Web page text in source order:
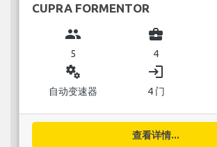
CUPRA FORMENTOR
group
5
business_center
4
miscellaneous_services
自动变速器
login
4 门
查看详情...